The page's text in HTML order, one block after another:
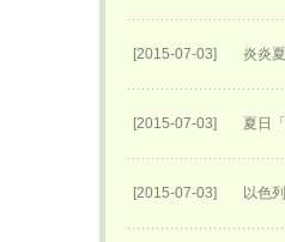
[2015-07-03] 炎炎
[2015-07-03] 夏日
[2015-07-03] 以色